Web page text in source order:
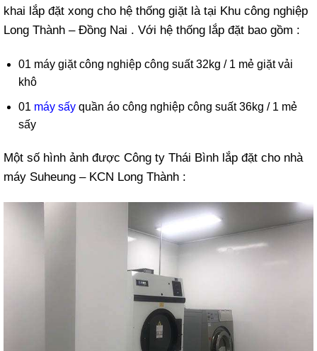
khai lắp đặt xong cho hệ thống giặt là tại Khu công nghiệp
Long Thành – Đồng Nai . Với hệ thống lắp đặt bao gồm :
01 máy giặt công nghiệp công suất 32kg / 1 mẻ giặt vải
khô
01 máy sấyquần áo công nghiệp công suất 36kg / 1 mẻ
sấy
Một số hình ảnh được Công ty Thái Bình lắp đặt cho nhà
máy Suheung – KCN Long Thành :